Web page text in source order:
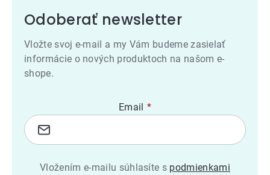
Odoberať newsletter
Vložte svoj e-mail a my Vám budeme zasielať
informácie o nových produktoch na našom e-
shope.
Email
Vložením e-mailu súhlasíte s podmienkami